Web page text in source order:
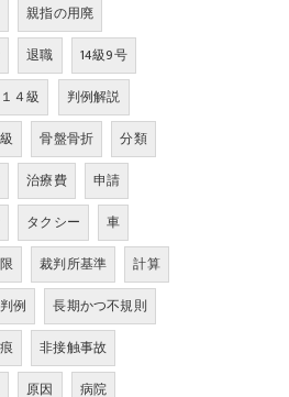
親指の用廃
退職
14級9号
１４級
判例解説
骨盤骨折
分類
治療費
申請
タクシー
車
裁判所基準
計算
判例
長期かつ不規則
非接触事故
原因
病院